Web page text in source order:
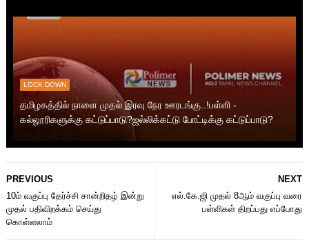
LOCK DOWN
தமிழகத்தில் நாளை முதல் இரவு நேர ஊரடங்கு..!பள்ளி -
கல்லூரிகளுக்கு கட்டுப்பாடு?ஜல்லிக்கட்டு போட்டிக்கு கட்டுப்பாடு?
NEXT
எல்.கே.ஜி முதல் 8ஆம் வகுப்பு வரை
பள்ளிகள் திறப்பது எப்போது
PREVIOUS
10ம் வகுப்பு தேர்ச்சி சான்றிதழ் இன்று
முதல் பதிவிறக்கம் செய்து
கொள்ளலாம்